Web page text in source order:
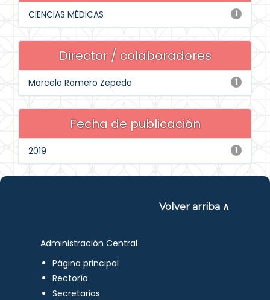
1
CIENCIAS MÉDICAS
Director / colaboradores
1
Marcela Romero Zepeda
Fecha de publicación
1
2019
Volver arriba ∧
Administración Central
Página principal
Rectoría
Secretarios